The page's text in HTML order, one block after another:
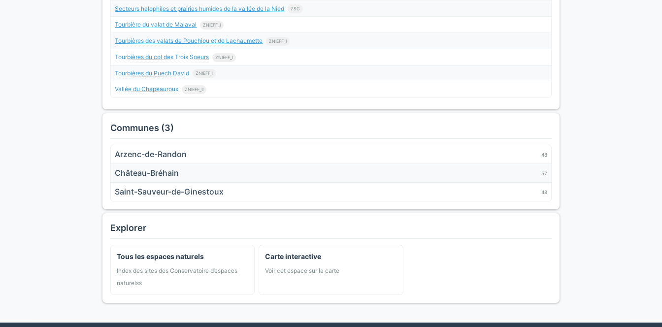
Secteurs halophiles et prairies humides de la vallée de la Nied ZSC
Tourbière du valat de Malaval ZNIEFF_I
Tourbières des valats de Pouchiou et de Lachaumette ZNIEFF_I
Tourbières du col des Trois Soeurs ZNIEFF_I
Tourbières du Puech David ZNIEFF_I
Vallée du Chapeauroux ZNIEFF_II
Communes (3)
Arzenc-de-Randon 48
Château-Bréhain 57
Saint-Sauveur-de-Ginestoux 48
Explorer
Tous les espaces naturels
Index des sites des Conservatoire d’espaces
naturelss
Carte interactive
Voir cet espace sur la carte